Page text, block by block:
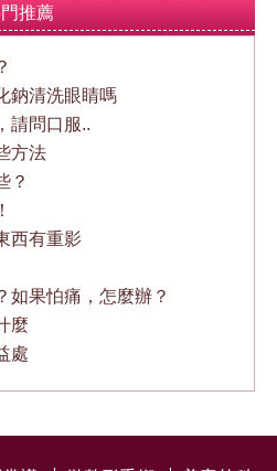
推薦
鈉清洗眼睛嗎
請問口服..
方法
？
西有重影
如果怕痛，怎麼辦？
麼
處